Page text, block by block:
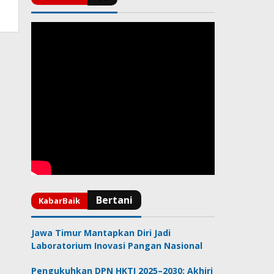
Jawa Timur Mantapkan Diri Jadi
Laboratorium Inovasi Pangan Nasional
Pengukuhkan DPN HKTI 2025–2030: Akhiri